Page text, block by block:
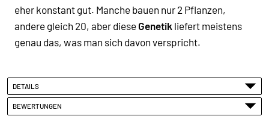
eher konstant gut. Manche bauen nur 2 Pflanzen,
andere gleich 20, aber diese Genetik liefert meistens
genau das, was man sich davon verspricht.
DETAILS
BEWERTUNGEN